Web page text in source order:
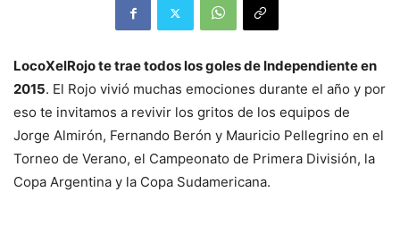
LocoXelRojo te trae todos los goles de Independiente en
2015. El Rojo vivió muchas emociones durante el año y por
eso te invitamos a revivir los gritos de los equipos de
Jorge Almirón, Fernando Berón y Mauricio Pellegrino en el
Torneo de Verano, el Campeonato de Primera División, la
Copa Argentina y la Copa Sudamericana.